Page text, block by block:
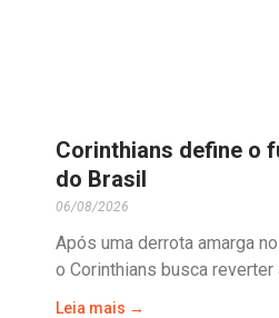
Corinthians define o
do Brasil
06/08/2026
Após uma derrota amarga
o Corinthians busca
Leia mais →